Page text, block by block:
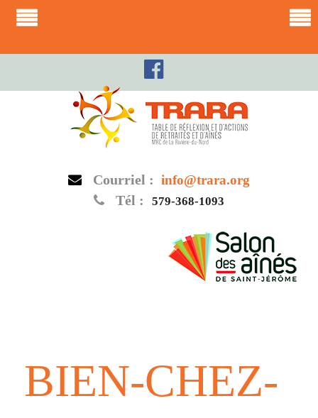
Courriel : info@trara.org
Tél : 579-368-1093
BIEN-CHEZ-